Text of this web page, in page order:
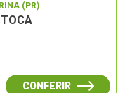
(PR)
TOCA
CONFERIR